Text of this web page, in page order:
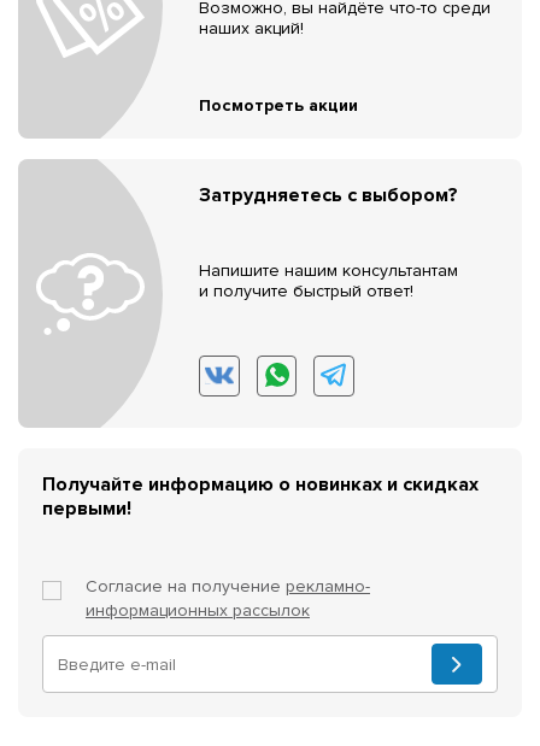
Возможно, вы найдёте что-то среди
наших акций!
Посмотреть акции
Затрудняетесь с выбором?
Напишите нашим консультантам
и получите быстрый ответ!
Получайте информацию о новинках и скидках
первыми!
Согласие на получение рекламно-
информационных рассылок